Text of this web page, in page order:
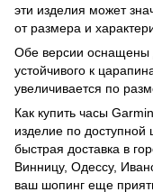
эти изделия может
от размера и
Обе версии оснащены
устойчивого к
увеличивается по
Как купить часы
изделие по доступной
быстрая доставка в
Винницу, Одессу,
ваш шопинг еще